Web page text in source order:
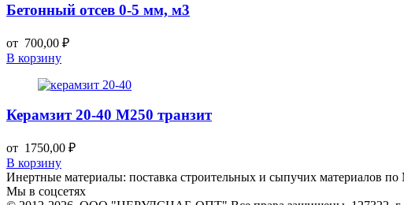
Бетонный отсев 0-5 мм, м3
от 700,00 ₽
В корзину
Керамзит 20-40 М250 транзит
от 1750,00 ₽
В корзину
Инертные материалы: поставка строительных и сыпучих материалов по
Мы в соцсетях